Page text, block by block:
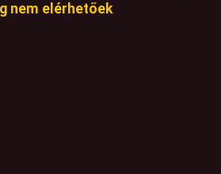
nem elérhetőek